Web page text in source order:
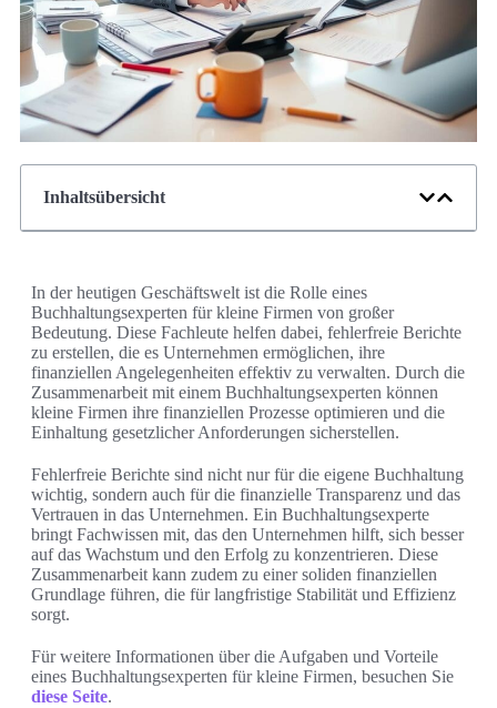
Inhaltsübersicht
In der heutigen Geschäftswelt ist die Rolle eines
Buchhaltungsexperten für kleine Firmen von großer
Bedeutung. Diese Fachleute helfen dabei, fehlerfreie Berichte
zu erstellen, die es Unternehmen ermöglichen, ihre
finanziellen Angelegenheiten effektiv zu verwalten. Durch die
Zusammenarbeit mit einem Buchhaltungsexperten können
kleine Firmen ihre finanziellen Prozesse optimieren und die
Einhaltung gesetzlicher Anforderungen sicherstellen.
Fehlerfreie Berichte sind nicht nur für die eigene Buchhaltung
wichtig, sondern auch für die finanzielle Transparenz und das
Vertrauen in das Unternehmen. Ein Buchhaltungsexperte
bringt Fachwissen mit, das den Unternehmen hilft, sich besser
auf das Wachstum und den Erfolg zu konzentrieren. Diese
Zusammenarbeit kann zudem zu einer soliden finanziellen
Grundlage führen, die für langfristige Stabilität und Effizienz
sorgt.
Für weitere Informationen über die Aufgaben und Vorteile
eines Buchhaltungsexperten für kleine Firmen, besuchen Sie
diese Seite.